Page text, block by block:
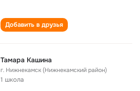
Добавить в друзья
Тамара Кашина
г. Нижнекамск (Нижнекамский район)
1 школа